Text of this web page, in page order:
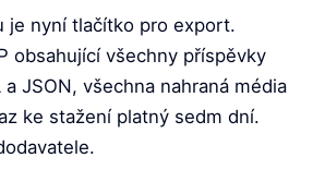
je nyní tlačítko pro export.
obsahující všechny příspěvky
JSON, všechna nahraná média
ke stažení platný sedm dní.